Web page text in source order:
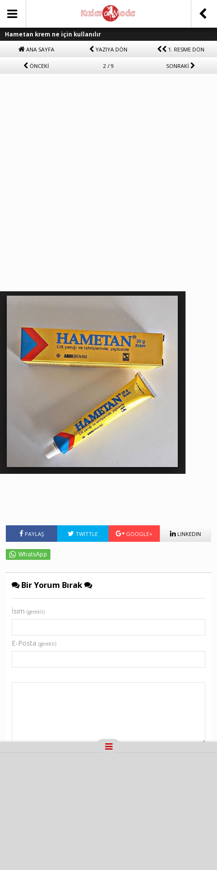
Hametan krem ne için kullanılır
ANA SAYFA YAZIYA DÖN 1. RESME DÖN
ÖNCEKİ 2 / 9 SONRAKİ
PAYLAŞ TWITTLE GOOGLE+ LINKEDIN
Bir Yorum Bırak
İsim (gerekli)
E-Posta (gerekli)